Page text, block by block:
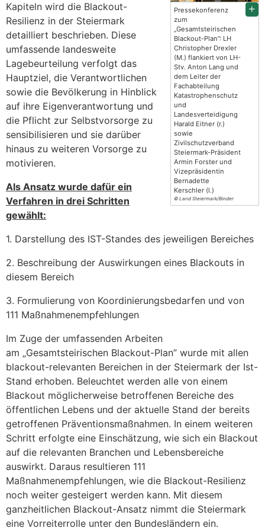
Pressekonferenz
zum
„Gesamtsteirischen
Blackout-Plan”: LH
Christopher Drexler
(M.) flankiert von LH-
Stv. Anton Lang und
dem Leiter der
Fachabteilung
Katastrophenschutz
und
Landesverteidigung
Harald Eitner (r.)
sowie
Zivilschutzverband
Steiermark-Präsident
Armin Forster und
Vizepräsidentin
Bernadette
Kerschler (l.)
© Land Steiermark/Binder
Kapiteln wird die Blackout-
Resilienz in der Steiermark
detailliert beschrieben. Diese
umfassende landesweite
Lagebeurteilung verfolgt das
Hauptziel, die Verantwortlichen
sowie die Bevölkerung in Hinblick
auf ihre Eigenverantwortung und
die Pflicht zur Selbstvorsorge zu
sensibilisieren und sie darüber
hinaus zu weiteren Vorsorge zu
motivieren.
Als Ansatz wurde dafür ein
Verfahren in drei Schritten
gewählt:
1. Darstellung des IST-Standes des jeweiligen Bereiches
2. Beschreibung der Auswirkungen eines Blackouts in
diesem Bereich
3. Formulierung von Koordinierungsbedarfen und von
111 Maßnahmenempfehlungen
Im Zuge der umfassenden Arbeiten
am „Gesamtsteirischen Blackout-Plan” wurde mit allen
blackout-relevanten Bereichen in der Steiermark der Ist-
Stand erhoben. Beleuchtet werden alle von einem
Blackout möglicherweise betroffenen Bereiche des
öffentlichen Lebens und der aktuelle Stand der bereits
getroffenen Präventionsmaßnahmen. In einem weiteren
Schritt erfolgte eine Einschätzung, wie sich ein Blackout
auf die relevanten Branchen und Lebensbereiche
auswirkt. Daraus resultieren 111
Maßnahmenempfehlungen, wie die Blackout-Resilienz
noch weiter gesteigert werden kann. Mit diesem
ganzheitlichen Blackout-Ansatz nimmt die Steiermark
eine Vorreiterrolle unter den Bundesländern ein.